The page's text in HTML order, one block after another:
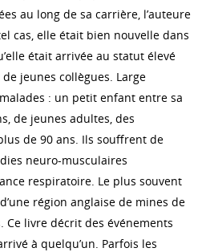
au long de sa carrière, l’auteure
cas, elle était bien nouvelle dans
était arrivée au statut élevé
jeunes collègues. Large
: un petit enfant entre sa
de jeunes adultes, des
de 90 ans. Ils souffrent de
neuro-musculaires
respiratoire. Le plus souvent
région anglaise de mines de
livre décrit des événements
à quelqu’un. Parfois les